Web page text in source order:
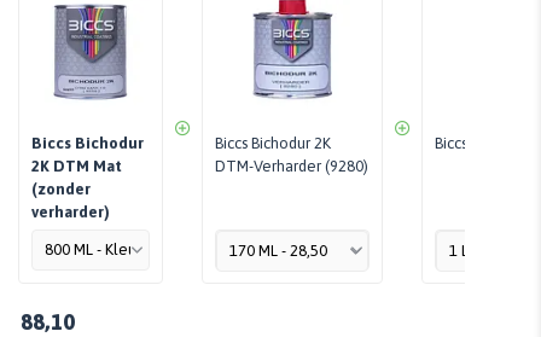
Biccs Bichodur
2K DTM Mat
(zonder
verharder)
Biccs Bichodur 2K
DTM-Verharder (9280)
Biccs
88,10